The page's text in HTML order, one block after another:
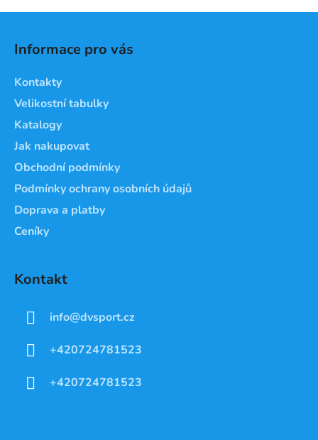
Informace pro vás
Kontakty
Velikostní tabulky
Katalogy
Jak nakupovat
Obchodní podmínky
Podmínky ochrany osobních údajů
Doprava a platby
Ceníky
Kontakt
info@dvsport.cz
+420724781523
+420724781523